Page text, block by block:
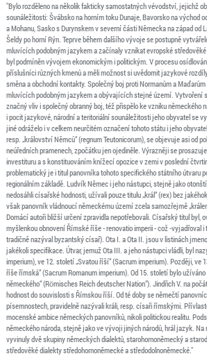
"Bylo rozděleno na několik fakticky samostatných vévodství, jejichž
sounáležitosti: Švábsko na horním toku Dunaje, Bavorsko na východ
a Mohanu, Sasko s Durynskem v severní části Německa na západ od
Šeldy po horní Rýn. Teprve během dalšího vývoje se postupně
mluvících podobným jazykem a začínaly vznikat evropské
byl podmíněn vývojem ekonomickým i politickým. V procesu
příslušníci různých kmenů a měli možnost si uvědomit jazykové
směna a obchodní kontakty. Společný boj proti Normanům a
mluvících podobným jazykem a obývajících stejné území. Vytvoření
značný vliv i společný obranný boj, též přispělo ke vzniku německého
i pocit jazykové, národní a teritoriální sounáležitosti jeho obyvatel se
jiné odráželo i v celkem neurčitém označení tohoto státu i jeho
resp. „království Němců“ (regnum Teutonicorum), se objevuje asi od
neúředních pramenech, zpočátku jen ojediněle. Výrazněji se
investituru a s konstituováním knížecí opozice v zemi v poslední
problematický je i titul panovníka tohoto specifického státního útvaru
regionálním základě. Ludvík Němec i jeho nástupci, stejně jako
nedosáhli císařské hodnosti, užívali pouze titulu „král“ (rex) bez
však panovník vládnoucí německému území zcela samozřejmě
Domácí autoři bližší určení zpravidla nepotřebovali. Císařský titul byl,
myšlenkou obnovení Římské říše - renovatio imperii - což -vyjadřoval i
tradičně nazýval byzantský císař). Ota I. a Ota II. jsou v listinách
jakékoli specifikace. Útvar, jemuž Ota III. a jeho nástupci vládli, byl
imperium), ve 12. století „Svatou říší“ (Sacrum imperium). Později, ve
říše římská“ (Sacrum Romanum imperium). Od 15. století bylo
německého“ (Römisches Reich deutscher Nation“). Jindřich V. na
hodnost do souvislosti s Římskou říší. Od té doby se němečtí
písemnostech, pravidelně nazývali králi, resp. císaři římskými.
mocenské ambice německých panovníků, nikoli politickou realitu.
německého národa, stejně jako ve vývoji jiných národů, hrál jazyk.
vyvinuly dvě skupiny německých dialektů, starohornoněmecký a
středověké dialekty středohornoněmecké a středodolnoněmecké."